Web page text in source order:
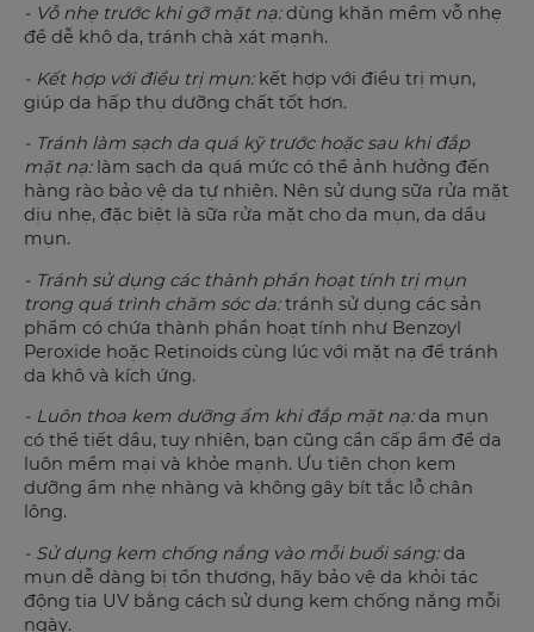
- Vỗ nhẹ trước khi gỡ mặt nạ:dùng khăn mềm vỗ nhẹ
để dễ khô da, tránh chà xát mạnh.
- Kết hợp với điều trị mụn:kết hợp với điều trị mụn,
giúp da hấp thụ dưỡng chất tốt hơn.
- Tránh làm sạch da quá kỹ trước hoặc sau khi đắp
mặt nạ:làm sạch da quá mức có thể ảnh hưởng đến
hàng rào bảo vệ da tự nhiên. Nên sử dụng sữa rửa mặt
dịu nhẹ, đặc biệt là sữa rửa mặt cho da mụn, da dầu
mụn.
- Tránh sử dụng các thành phần hoạt tính trị mụn
trong quá trình chăm sóc da:tránh sử dụng các sản
phẩm có chứa thành phần hoạt tính như Benzoyl
Peroxide hoặc Retinoids cùng lúc với mặt nạ để tránh
da khô và kích ứng.
- Luôn thoa kem dưỡng ẩm khi đắp mặt nạ:da mụn
có thể tiết dầu, tuy nhiên, bạn cũng cần cấp ẩm để da
luôn mềm mại và khỏe mạnh. Ưu tiên chọn kem
dưỡng ẩm nhẹ nhàng và không gây bít tắc lỗ chân
lông.
- Sử dụng kem chống nắng vào mỗi buổi sáng:da
mụn dễ dàng bị tổn thương, hãy bảo vệ da khỏi tác
động tia UV bằng cách sử dụng kem chống nắng mỗi
ngày.